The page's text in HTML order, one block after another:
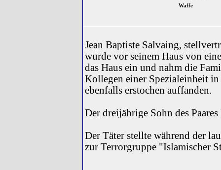
Waffe
Jean Baptiste Salvaing,
wurde vor seinem Haus von
das Haus ein und nahm die
Kollegen einer Spezialeinheit
ebenfalls erstochen auffanden.
Der dreijährige Sohn des
Der Täter stellte während der
zur Terrorgruppe "Islamischer